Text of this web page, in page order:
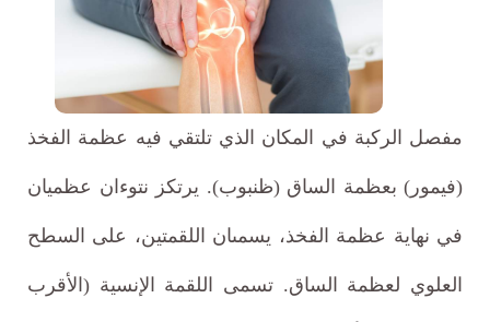
مفصل الركبة في المكان الذي تلتقي فيه عظمة الفخذ
(فيمور) بعظمة الساق (ظنبوب). يرتكز نتوءان عظميان
في نهاية عظمة الفخذ، يسمىان اللقمتين، على السطح
العلوي لعظمة الساق. تسمى اللقمة الإنسية (الأقرب